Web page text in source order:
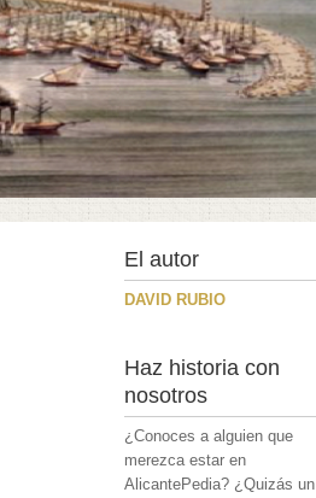
El autor
DAVID RUBIO
Haz historia con
nosotros
¿Conoces a alguien que
merezca estar en
AlicantePedia? ¿Quizás un